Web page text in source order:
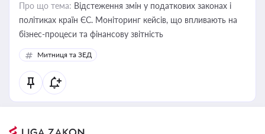
Про що тема: Відстеження змін у податкових законах і
політиках країн ЄС. Моніторинг кейсів, що впливають на
бізнес-процеси та фінансову звітність
Митниця та ЗЕД